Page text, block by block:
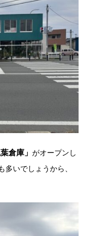
倉庫」 がオープンし
いでしょうから、